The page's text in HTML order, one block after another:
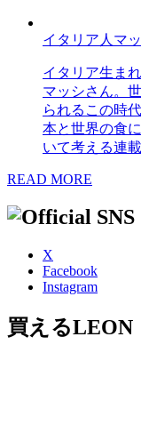
イタリア人マ
イタリア生ま
マッシさん。
られるこの時
本と世界の食
いて考える連載
READ MORE
X
Facebook
Instagram
買えるLEON